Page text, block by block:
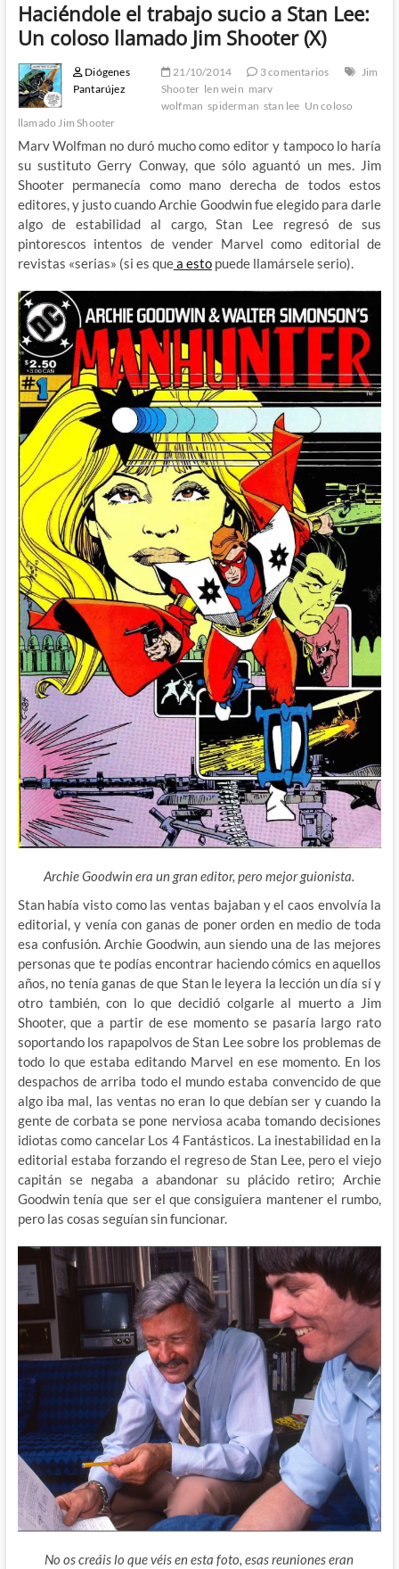
Haciéndole el trabajo sucio a Stan Lee:
Un coloso llamado Jim Shooter (X)
Diógenes
Pantarújez
21/10/2014 3 comentarios
Jim
Shooter len wein marv
wolfman spiderman stan lee Un coloso
llamado Jim Shooter
Marv Wolfman no duró mucho como editor y tampoco lo haría
su sustituto Gerry Conway, que sólo aguantó un mes. Jim
Shooter permanecía como mano derecha de todos estos
editores, y justo cuando Archie Goodwin fue elegido para darle
algo de estabilidad al cargo, Stan Lee regresó de sus
pintorescos intentos de vender Marvel como editorial de
revistas «serias» (si es quea estopuede llamársele serio).
Archie Goodwin era un gran editor, pero mejor guionista.
Stan había visto como las ventas bajaban y el caos envolvía la
editorial, y venía con ganas de poner orden en medio de toda
esa confusión. Archie Goodwin, aun siendo una de las mejores
personas que te podías encontrar haciendo cómics en aquellos
años, no tenía ganas de que Stan le leyera la lección un día sí y
otro también, con lo que decidió colgarle al muerto a Jim
Shooter, que a partir de ese momento se pasaría largo rato
soportando los rapapolvos de Stan Lee sobre los problemas de
todo lo que estaba editando Marvel en ese momento. En los
despachos de arriba todo el mundo estaba convencido de que
algo iba mal, las ventas no eran lo que debían ser y cuando la
gente de corbata se pone nerviosa acaba tomando decisiones
idiotas como cancelar Los 4 Fantásticos. La inestabilidad en la
editorial estaba forzando el regreso de Stan Lee, pero el viejo
capitán se negaba a abandonar su plácido retiro; Archie
Goodwin tenía que ser el que consiguiera mantener el rumbo,
pero las cosas seguían sin funcionar.
No os creáis lo que véis en esta foto, esas reuniones eran